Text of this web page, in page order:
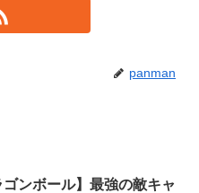
panman
ゴンボール】最強の敵キャ